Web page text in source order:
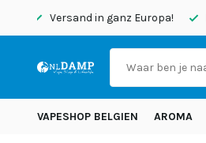
Nicht gut, Geld zurück
VAPESHOP BELGIEN AROMA